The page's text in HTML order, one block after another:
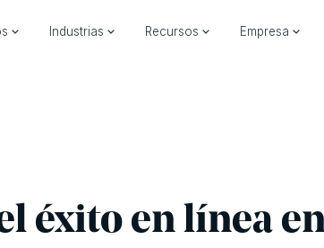
Industrias Recursos Empresa
éxito en línea